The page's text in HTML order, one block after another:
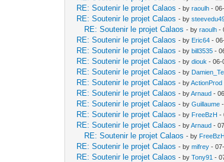
RE: Soutenir le projet Calaos - byraoulh -
RE: Soutenir le projet Calaos - by
RE: Soutenir le projet Calaos - byraoulh -
RE: Soutenir le projet Calaos - by Eric64 -
RE: Soutenir le projet Calaos - bybill3535 -
RE: Soutenir le projet Calaos - bydiouk - 06-
RE: Soutenir le projet Calaos - by
RE: Soutenir le projet Calaos - byActionProd
RE: Soutenir le projet Calaos - byArnaud -
RE: Soutenir le projet Calaos - byGuillaume
RE: Soutenir le projet Calaos - by FreeBzH -
RE: Soutenir le projet Calaos - byArnaud -
RE: Soutenir le projet Calaos - by FreeBzH
RE: Soutenir le projet Calaos - bymifrey -
RE: Soutenir le projet Calaos - byTony91 -